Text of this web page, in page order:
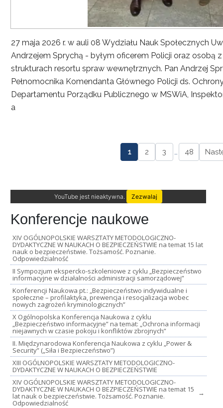
27 maja 2026 r. w auli 08 Wydziału Nauk Społecznych
Andrzejem Sprychą - byłym oficerem Policji oraz osobą
strukturach resortu spraw wewnętrznych. Pan Andrzej
Pełnomocnika Komendanta Głównego Policji ds.
Departamentu Porządku Publicznego w MSWiA,
a
1 2 3 … 48
YouTube jest nieaktywna. Zezwalaj
Konferencje naukowe
XIV OGÓLNOPOLSKIE WARSZTATY METODOLOGICZNO-
DYDAKTYCZNE W NAUKACH O BEZPIECZEŃSTWIE na temat 15 lat
nauk o bezpieczeństwie. Tożsamość. Poznanie.
Odpowiedzialność
II Sympozjum ekspercko-szkoleniowe z cyklu „Bezpieczeństwo
informacyjne w działalności administracji samorządowej”
Konferencji Naukowa pt.: „Bezpieczeństwo indywidualne i
społeczne – profilaktyka, prewencja i resocjalizacja wobec
nowych zagrożeń kryminologicznych”
X Ogólnopolska Konferencja Naukowa z cyklu
„Bezpieczeństwo informacyjne” na temat: „Ochrona informacji
niejawnych w czasie pokoju i konfliktów zbrojnych”
II. Międzynarodowa Konferencja Naukowa z cyklu „Power &
Security” („Siła i Bezpieczeństwo”)
XIII OGÓLNOPOLSKIE WARSZTATY METODOLOGICZNO-
DYDAKTYCZNE W NAUKACH O BEZPIECZEŃSTWIE
XIV OGÓLNOPOLSKIE WARSZTATY METODOLOGICZNO-
DYDAKTYCZNE W NAUKACH O BEZPIECZEŃSTWIE na temat 15
lat nauk o bezpieczeństwie. Tożsamość. Poznanie.
Odpowiedzialność
→